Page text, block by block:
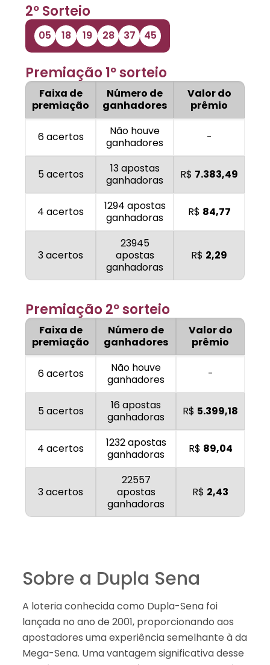
2º Sorteio
05 18 19 28 37 45
Premiação 1º sorteio
Faixa de
premiação
Número de
ganhadores
Valor do
prêmio
6 acertos
Não houve
ganhadores
-
5 acertos
13 apostas
ganhadoras
R$ 7.383,49
4 acertos
1294 apostas
ganhadoras
R$ 84,77
3 acertos
23945
apostas
ganhadoras
R$ 2,29
Premiação 2º sorteio
Faixa de
premiação
Número de
ganhadores
Valor do
prêmio
6 acertos
Não houve
ganhadores
-
5 acertos
16 apostas
ganhadoras
R$ 5.399,18
4 acertos
1232 apostas
ganhadoras
R$ 89,04
3 acertos
22557
apostas
ganhadoras
R$ 2,43
Sobre a Dupla Sena
A loteria conhecida como Dupla-Sena foi
lançada no ano de 2001, proporcionando aos
apostadores uma experiência semelhante à da
Mega-Sena. Uma vantagem significativa desse